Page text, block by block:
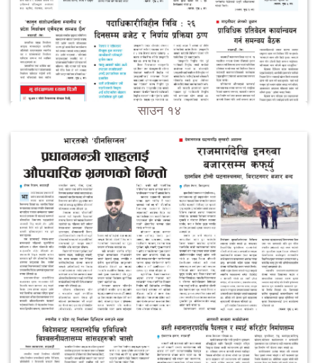
साउन १४